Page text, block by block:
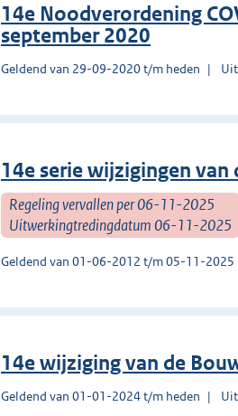
14e Noodverordening
september 2020
Geldend van 29-09-2020 t/m heden
14e serie wijzigingen
Regeling vervallen per 06-11-2025
Uitwerkingtredingdatum 06-11-2025
Geldend van 01-06-2012 t/m 05-11-2025
14e wijziging van de
Geldend van 01-01-2024 t/m heden